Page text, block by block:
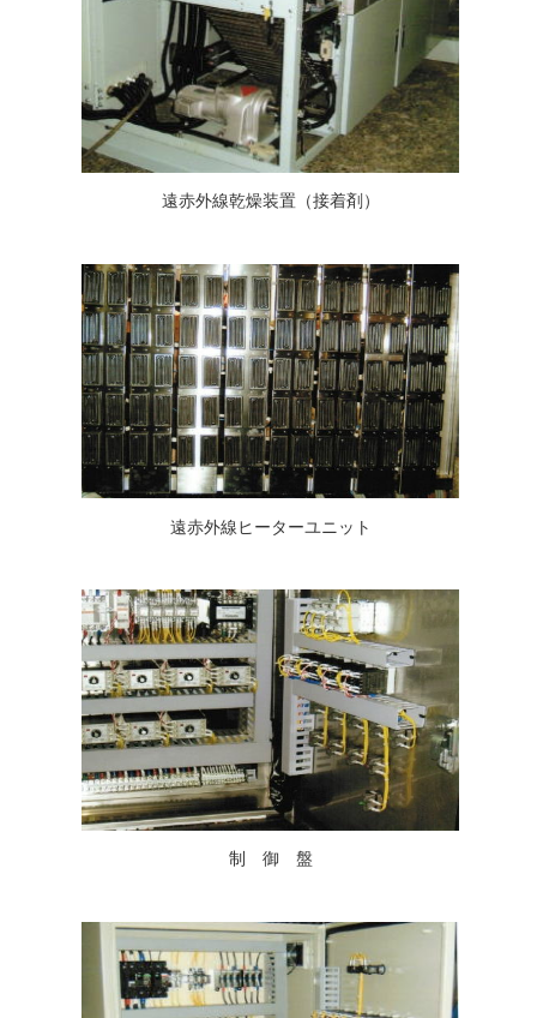
遠赤外線乾燥装置（接着剤）
遠赤外線ヒーターユニット
制 御 盤